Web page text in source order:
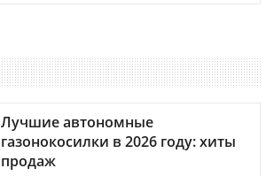
Лучшие автономные
газонокосилки в 2026 году: хиты
продаж